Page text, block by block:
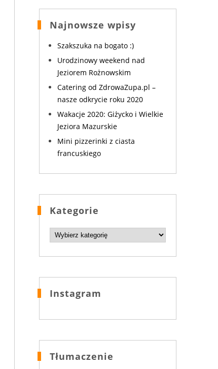
Najnowsze wpisy
Szakszuka na bogato :)
Urodzinowy weekend nad
Jeziorem Rożnowskim
Catering od ZdrowaZupa.pl –
nasze odkrycie roku 2020
Wakacje 2020: Giżycko i Wielkie
Jeziora Mazurskie
Mini pizzerinki z ciasta
francuskiego
Kategorie
Kategorie
Instagram
Tłumaczenie